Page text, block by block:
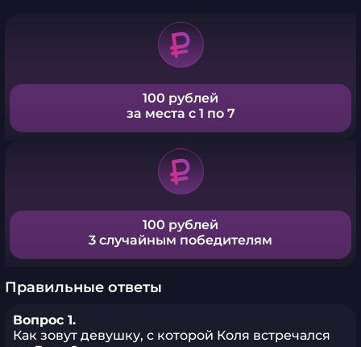
100 рублей
за места с 1 по 7
100 рублей
3 случайным победителям
Правильные ответы
Вопрос 1.
Как зовут девушку, с которой Коля встречался